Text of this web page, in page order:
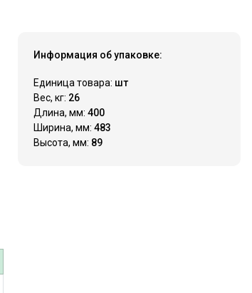
Информация об упаковке:
Единица товара: шт
Вес, кг: 26
Длина, мм: 400
Ширина, мм: 483
Высота, мм: 89